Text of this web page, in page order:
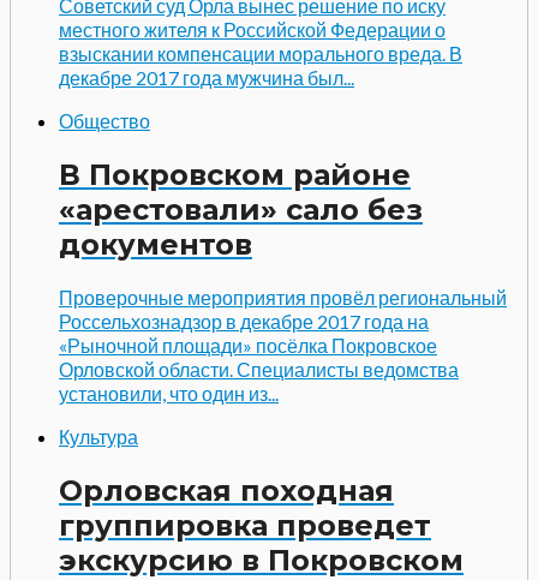
Советский суд Орла вынес решение по иску
местного жителя к Российской Федерации о
взыскании компенсации морального вреда. В
декабре 2017 года мужчина был...
Общество
В Покровском районе
«арестовали» сало без
документов
Проверочные мероприятия провёл региональный
Россельхознадзор в декабре 2017 года на
«Рыночной площади» посёлка Покровское
Орловской области. Специалисты ведомства
установили, что один из...
Культура
Орловская походная
группировка проведет
экскурсию в Покровском